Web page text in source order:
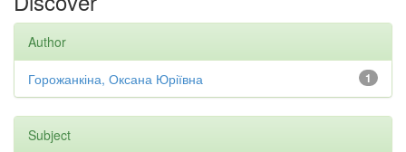
Author
1
Горожанкіна, Оксана Юріївна
Subject